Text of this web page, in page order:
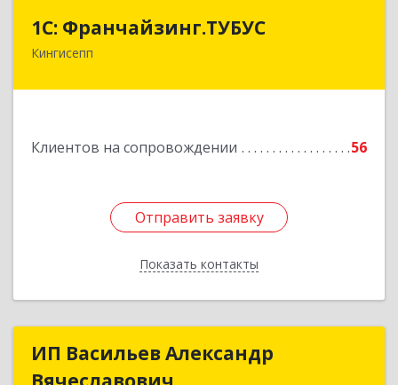
1С: Франчайзинг.ТУБУС
Кингисепп
Клиентов на сопровождении 56
Отправить заявку
Показать контакты
1С: Франчайзинг.ТУБУС
Отправить заявку
Назад
ИП Васильев Александр
ИП Васильев Александр